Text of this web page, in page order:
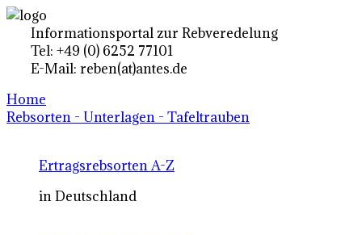
Informationsportal zur Rebveredelung
Tel: +49 (0) 6252 77101
E-Mail: reben(at)antes.de
Home
Rebsorten - Unterlagen - Tafeltrauben
Ertragsrebsorten A-Z
in Deutschland